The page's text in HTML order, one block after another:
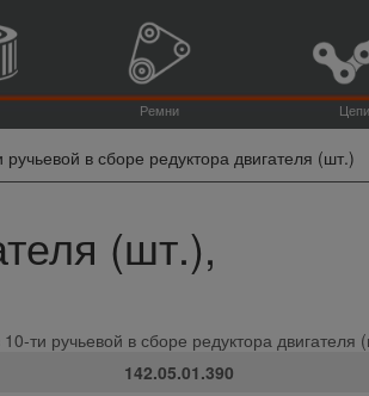
Ремни Цепи
в сборе редуктора двигателя (шт.)
(шт.),
ти ручьевой в сборе редуктора двигателя
142.05.01.390